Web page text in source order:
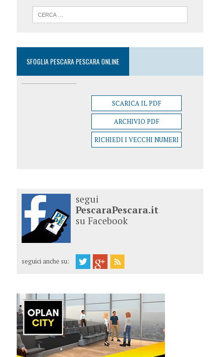
SFOGLIA PESCARA PESCARA ONLINE
SCARICA IL PDF
ARCHIVIO PDF
RICHIEDI I VECCHI NUMERI
segui
PescaraPescara.it
su Facebook
seguici anche su: